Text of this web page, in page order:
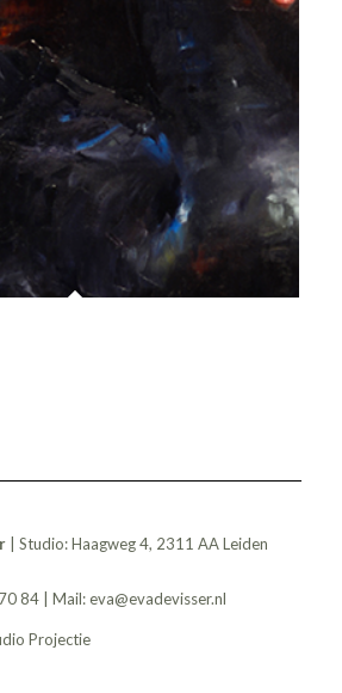
| Studio: Haagweg 4, 2311 AA Leiden
84 | Mail:eva@evadevisser.nl
Projectie